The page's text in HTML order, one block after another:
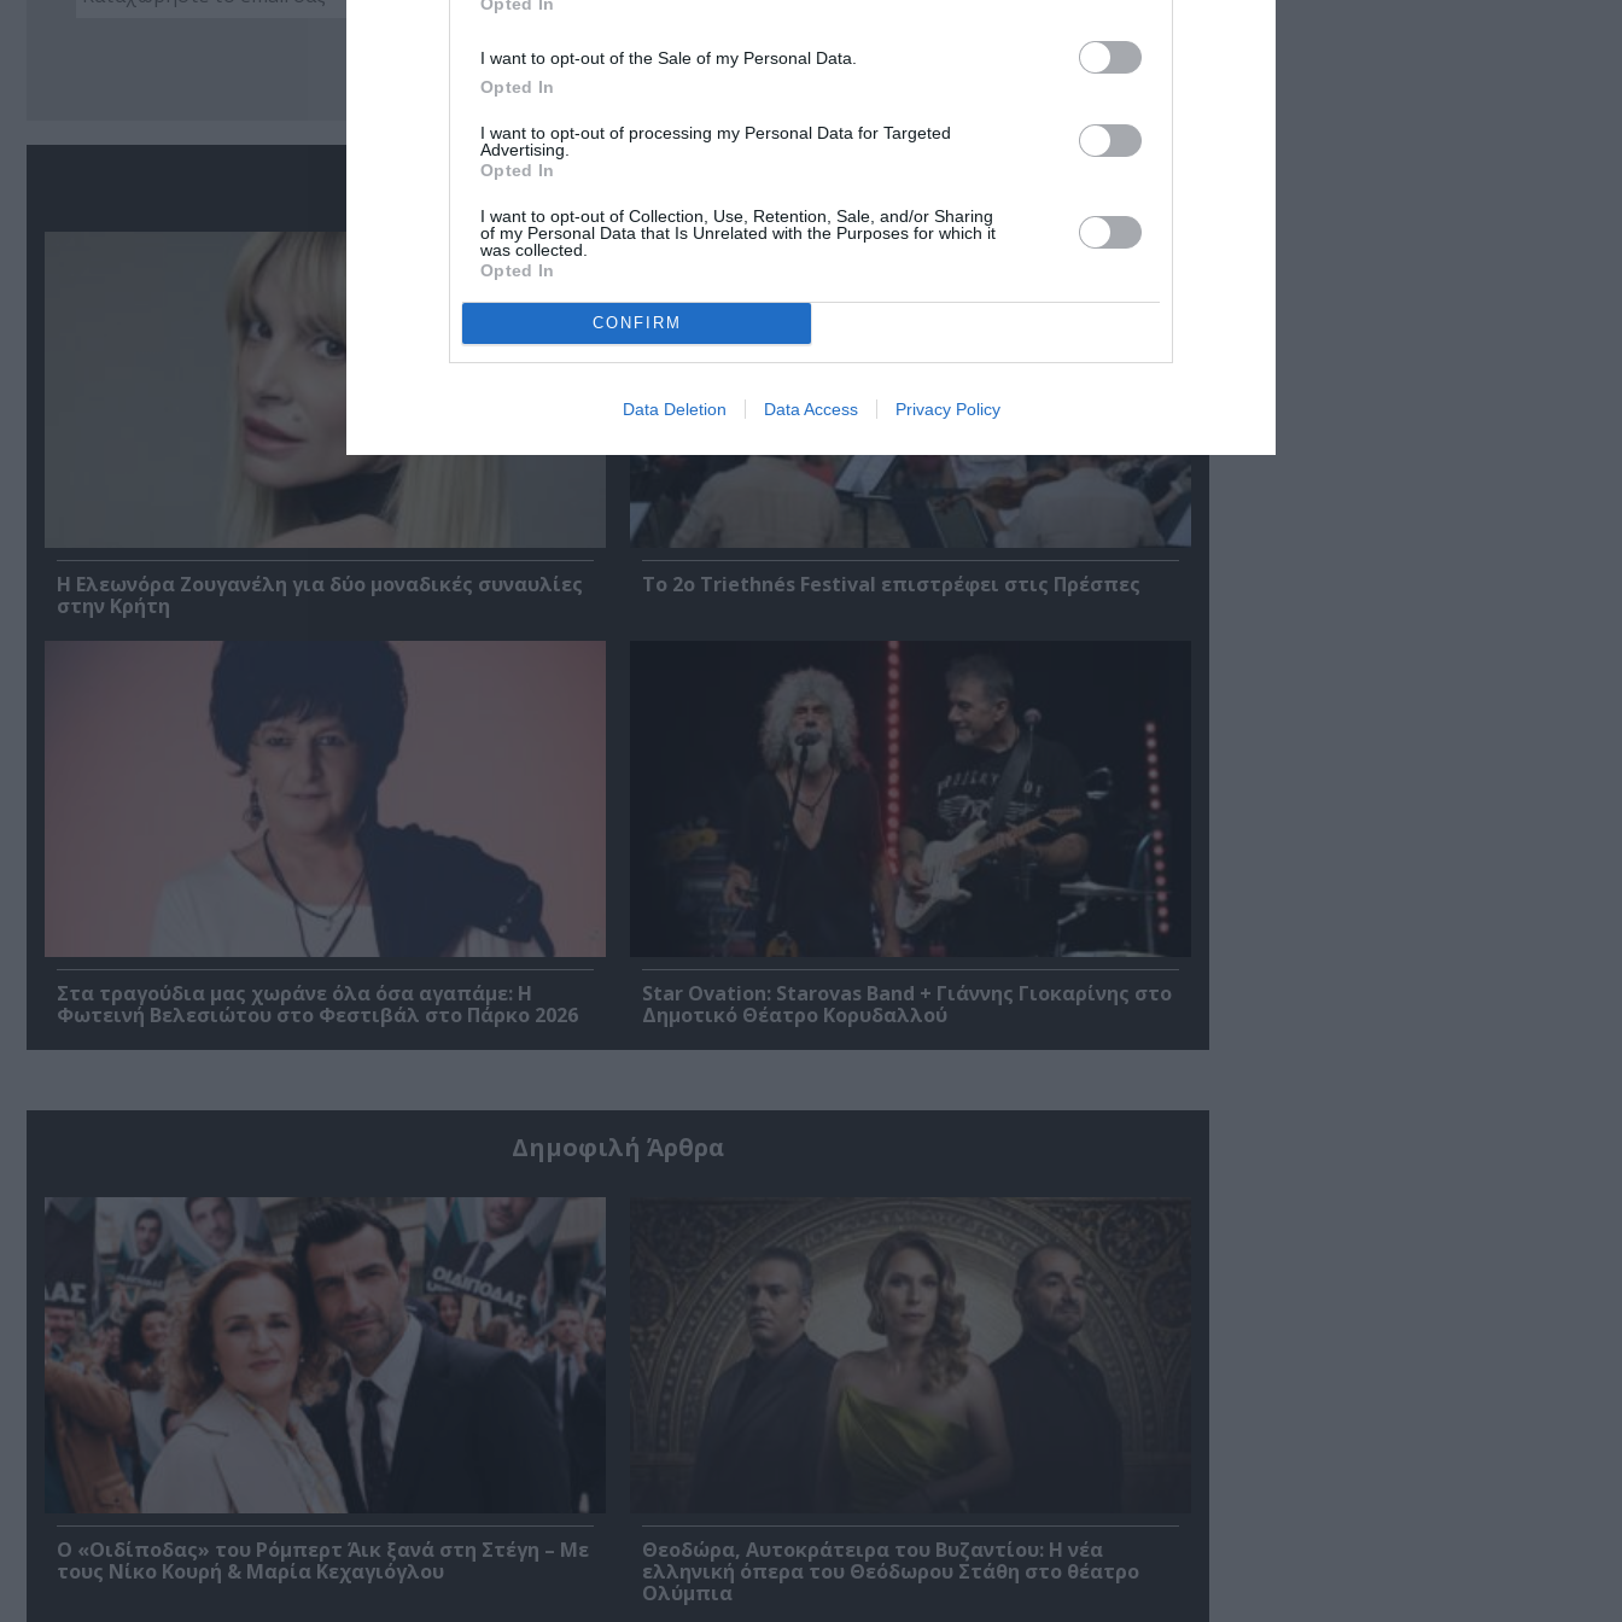
I want to opt-out of the Sale of my Personal Data.
Opted In
I want to opt-out of processing my Personal Data for Targeted
Advertising.
Opted In
I want to opt-out of Collection, Use, Retention, Sale, and/or Sharing
of my Personal Data that Is Unrelated with the Purposes for which it
was collected.
Opted In
CONFIRM
Data Deletion Data Access Privacy Policy
Σχετικά Άρθρα
Η Ελεωνόρα Ζουγανέλη για δύο μοναδικές συναυλίες
στην Κρήτη
Το 2ο Triethnés Festival επιστρέφει στις Πρέσπες
Στα τραγούδια μας χωράνε όλα όσα αγαπάμε: Η
Φωτεινή Βελεσιώτου στο Φεστιβάλ στο Πάρκο 2026
Star Ovation: Starovas Band + Γιάννης Γιοκαρίνης στο
Δημοτικό Θέατρο Κορυδαλλού
Δημοφιλή Άρθρα
O «Οιδίποδας» του Ρόμπερτ Άικ ξανά στη Στέγη – Με
τους Νίκο Κουρή & Μαρία Κεχαγιόγλου
Θεοδώρα, Αυτοκράτειρα του Βυζαντίου: Η νέα
ελληνική όπερα του Θεόδωρου Στάθη στο θέατρο
Ολύμπια